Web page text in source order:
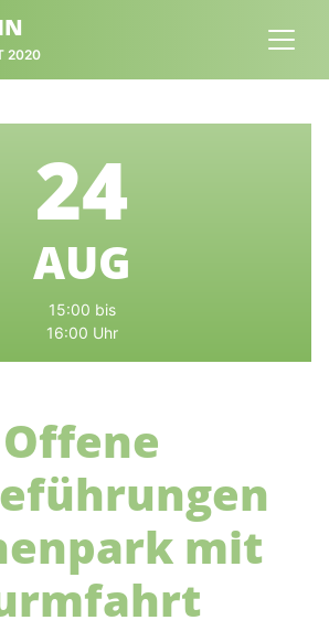
2020
24
AUG
15:00 bis
16:00 Uhr
Offene
mit